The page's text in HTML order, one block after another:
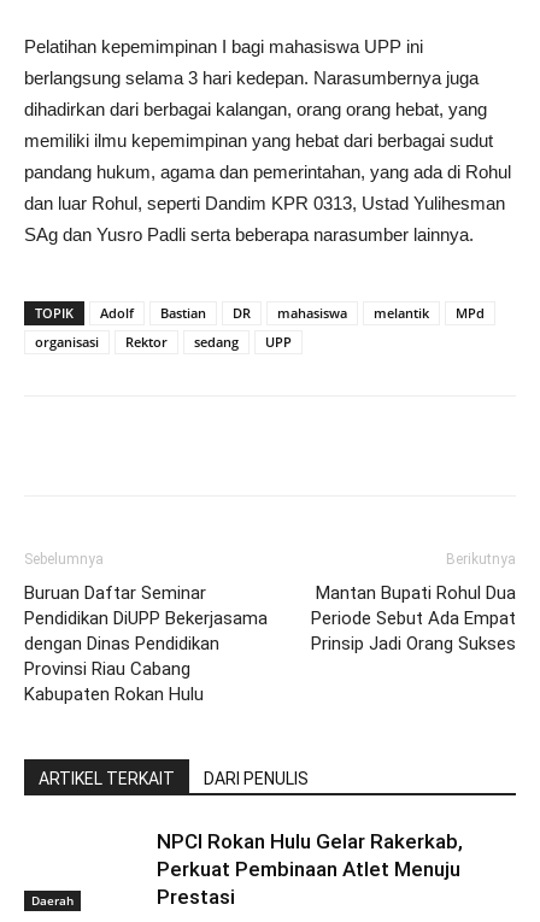
Pelatihan kepemimpinan I bagi mahasiswa UPP ini
berlangsung selama 3 hari kedepan. Narasumbernya juga
dihadirkan dari berbagai kalangan, orang orang hebat, yang
memiliki ilmu kepemimpinan yang hebat dari berbagai sudut
pandang hukum, agama dan pemerintahan, yang ada di Rohul
dan luar Rohul, seperti Dandim KPR 0313, Ustad Yulihesman
SAg dan Yusro Padli serta beberapa narasumber lainnya.
TOPIK Adolf Bastian DR mahasiswa melantik
MPd
organisasi
Rektor sedang UPP
Sebelumnya
Buruan Daftar Seminar
Pendidikan DiUPP Bekerjasama
dengan Dinas Pendidikan
Provinsi Riau Cabang
Kabupaten Rokan Hulu
Berikutnya
Mantan Bupati Rohul Dua
Periode Sebut Ada Empat
Prinsip Jadi Orang Sukses
ARTIKEL TERKAIT DARI PENULIS
Daerah
NPCI Rokan Hulu Gelar Rakerkab,
Perkuat Pembinaan Atlet Menuju
Prestasi